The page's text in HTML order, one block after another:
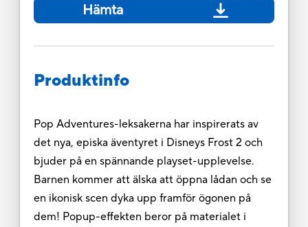
Hämta
Produktinfo
Pop Adventures-leksakerna har inspirerats av
det nya, episka äventyret i Disneys Frost 2 och
bjuder på en spännande playset-upplevelse.
Barnen kommer att älska att öppna lådan och se
en ikonisk scen dyka upp framför ögonen på
dem! Popup-effekten beror på materialet i